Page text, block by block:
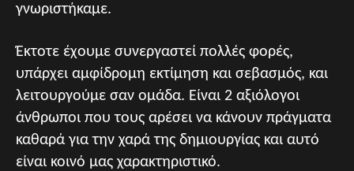
γνωριστήκαμε.
Έκτοτε έχουμε συνεργαστεί πολλές φορές,
υπάρχει αμφίδρομη εκτίμηση και σεβασμός, και
λειτουργούμε σαν ομάδα. Είναι 2 αξιόλογοι
άνθρωποι που τους αρέσει να κάνουν πράγματα
καθαρά για την χαρά της δημιουργίας και αυτό
είναι κοινό μας χαρακτηριστικό.